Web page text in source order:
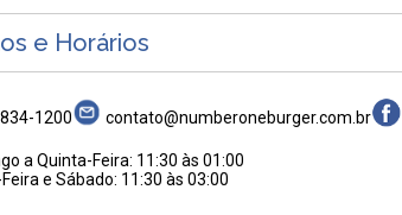
e Horários
1200 contato@numberoneburger.com.br
a Quinta-Feira: 11:30 às 01:00
e Sábado: 11:30 às 03:00